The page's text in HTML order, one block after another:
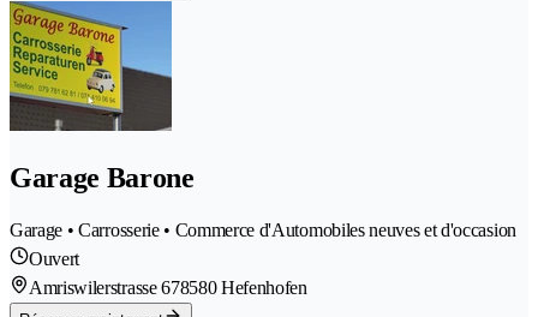
Garage Barone
Garage • Carrosserie • Commerce d'Automobiles neuves et d'occasion
Ouvert
Amriswilerstrasse 678580 Hefenhofen